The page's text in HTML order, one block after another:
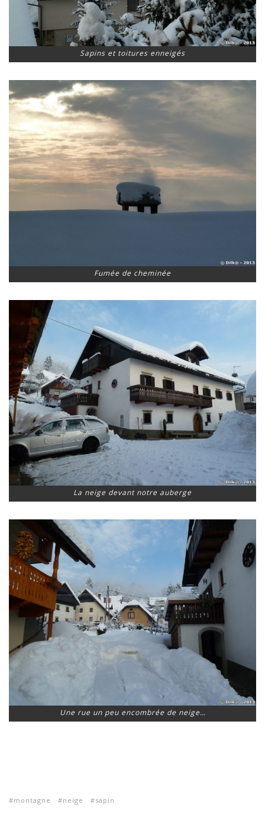
Sapins et toitures enneigés
Fumée de cheminée
La neige devant notre auberge
Une rue un peu encombrée de neige…
montagne neige sapin